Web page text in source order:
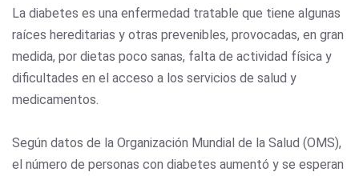
La diabetes es una enfermedad tratable que tiene algunas
raíces hereditarias y otras prevenibles, provocadas, en gran
medida, por dietas poco sanas, falta de actividad física y
dificultades en el acceso a los servicios de salud y
medicamentos.
Según datos de la Organización Mundial de la Salud (OMS),
el número de personas con diabetes aumentó y se esperan